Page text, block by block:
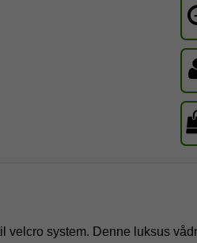
velcro system. Denne luksus